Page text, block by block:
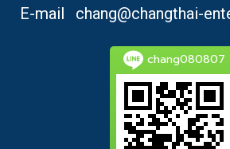
E-mail
chang@changthai-
chang080807